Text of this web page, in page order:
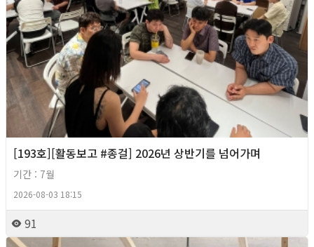
[193호][활동보고 #종걸] 2026년 상반기를 넘어가며
기간 : 7월
2026-08-03 18:15
91